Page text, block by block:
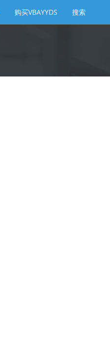
购买VBAYYDS 搜索